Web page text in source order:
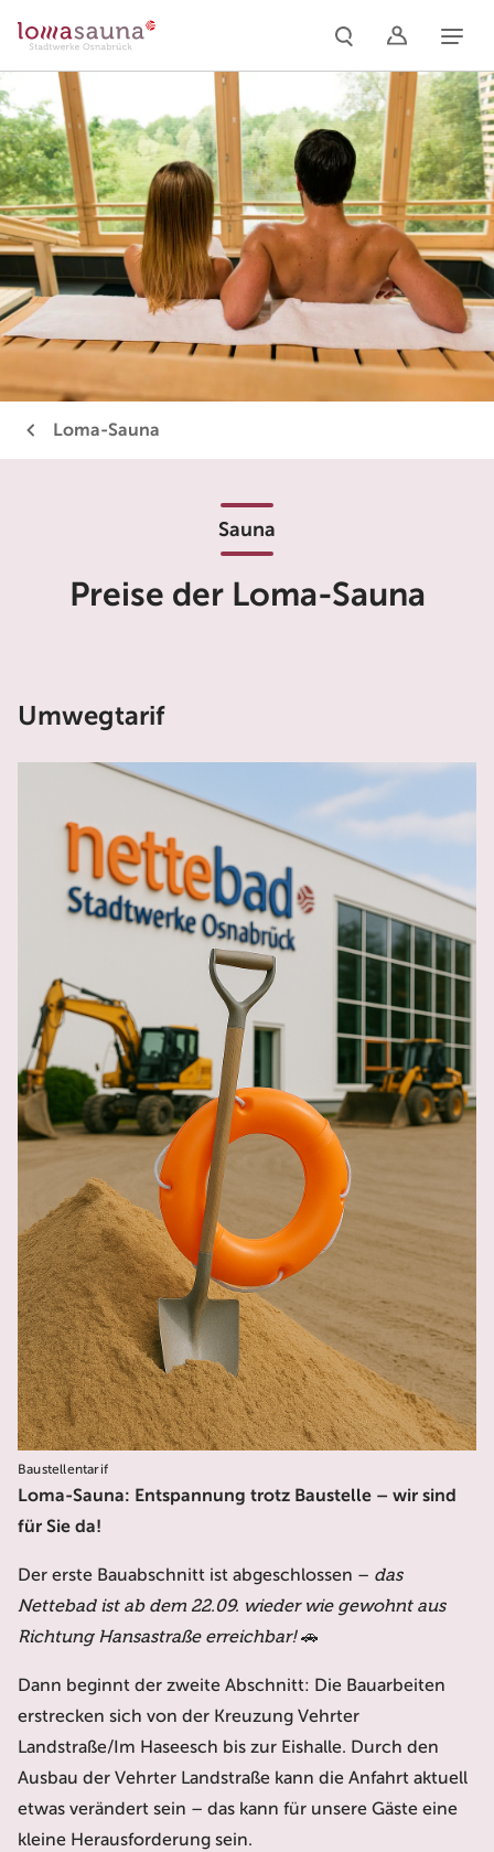
Loma-Sauna
Sauna
Preise der Loma-Sauna
Umwegtarif
Baustellentarif
Loma-Sauna: Entspannung trotz Baustelle – wir sind
für Sie da!
Der erste Bauabschnitt ist abgeschlossen – das
Nettebad ist ab dem 22.09. wieder wie gewohnt aus
Richtung Hansastraße erreichbar!🚗
Dann beginnt der zweite Abschnitt: Die Bauarbeiten
erstrecken sich von der Kreuzung Vehrter
Landstraße/Im Haseesch bis zur Eishalle. Durch den
Ausbau der Vehrter Landstraße kann die Anfahrt aktuell
etwas verändert sein – das kann für unsere Gäste eine
kleine Herausforderung sein.